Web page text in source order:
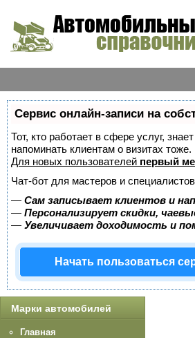
Сервис онлайн-записи на
Тот, кто работает в сфере услуг,
напоминать клиентам о визитах
Для новых пользователей первый
Чат-бот для мастеров и
— Сам записывает клиентов и
— Персонализирует скидки,
— Увеличивает доходимость и
Начать пользоваться
Марки автомобилей
Главная